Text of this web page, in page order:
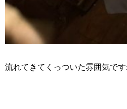
流れてきてくっついた雰囲気です